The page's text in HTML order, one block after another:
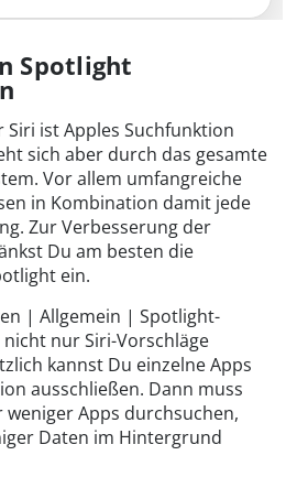
Spotlight
Siri ist Apples Suchfunktion
sich aber durch das gesamte
Vor allem umfangreiche
in Kombination damit jede
Zur Verbesserung der
Du am besten die
ein.
| Allgemein | Spotlight-
nicht nur Siri-Vorschläge
kannst Du einzelne Apps
ausschließen. Dann muss
Apps durchsuchen,
Daten im Hintergrund